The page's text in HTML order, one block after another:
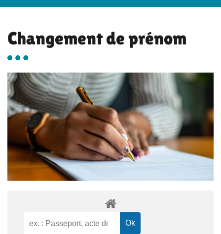
Changement de prénom